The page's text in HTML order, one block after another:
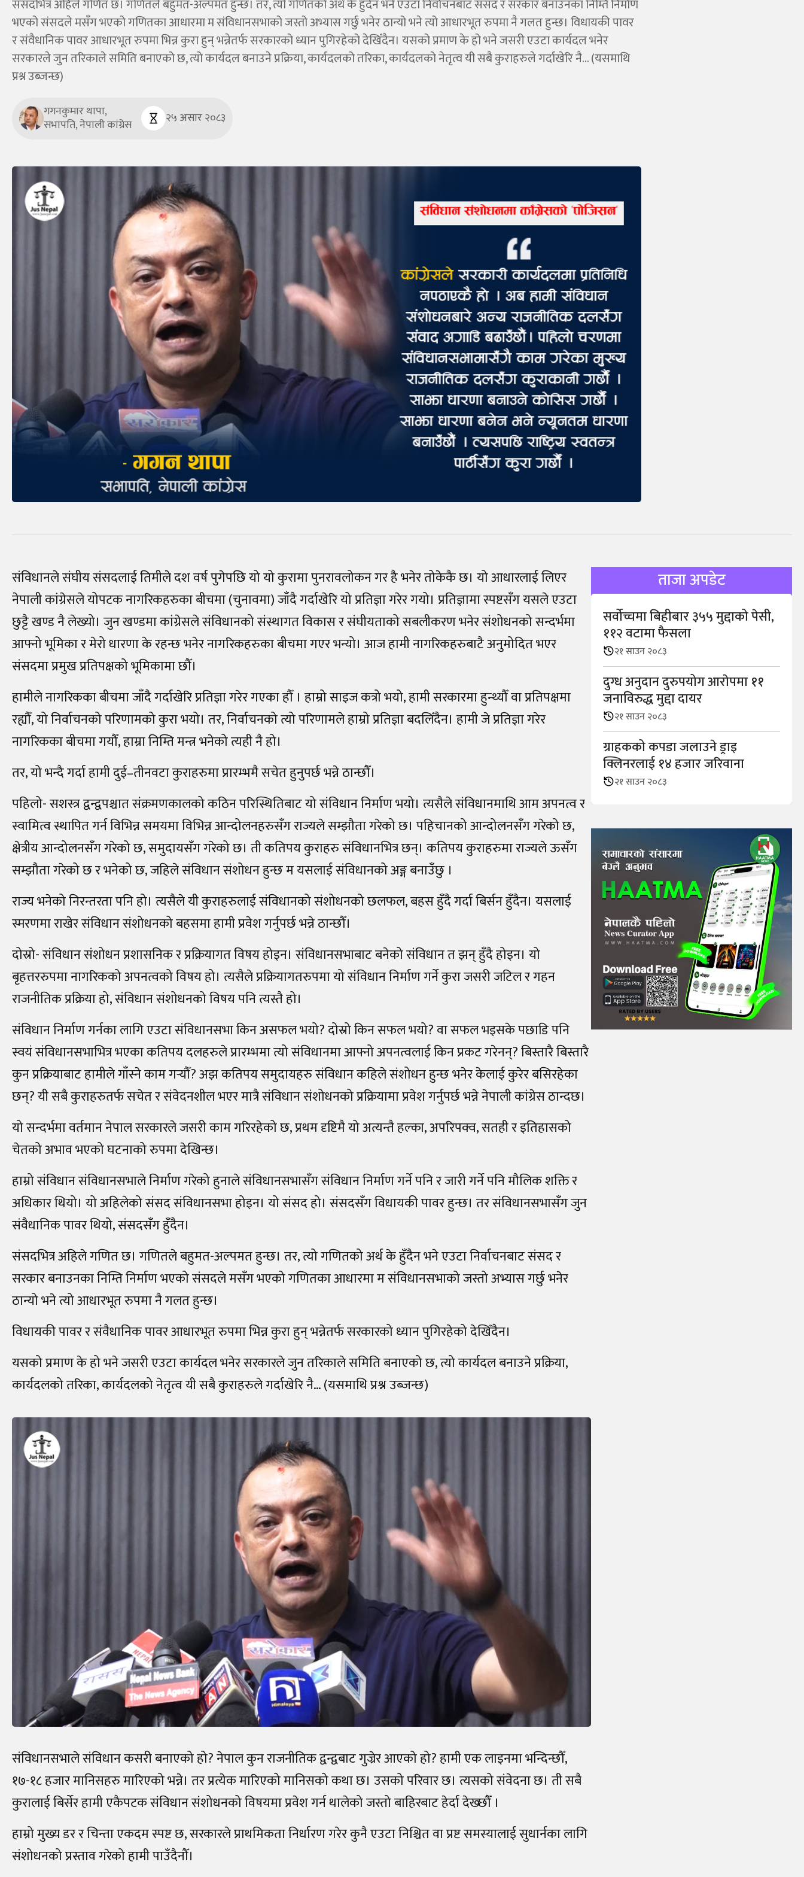
संसदभित्र अहिले गणित छ। गणितले बहुमत-अल्पमत हुन्छ। तर, त्यो गणितको अर्थ के हुँदैन भने एउटा निर्वाचनबाट संसद र सरकार बनाउनका निम्ति निर्माण
भएको संसदले मसँग भएको गणितका आधारमा म संविधानसभाको जस्तो अभ्यास गर्छु भनेर ठान्यो भने त्यो आधारभूत रुपमा नै गलत हुन्छ। विधायकी पावर
र संवैधानिक पावर आधारभूत रुपमा भिन्न कुरा हुन् भन्नेतर्फ सरकारको ध्यान पुगिरहेको देखिँदैन। यसको प्रमाण के हो भने जसरी एउटा कार्यदल भनेर
सरकारले जुन तरिकाले समिति बनाएको छ, त्यो कार्यदल बनाउने प्रक्रिया, कार्यदलको तरिका, कार्यदलको नेतृत्व यी सबै कुराहरुले गर्दाखेरि नै… (यसमाथि
प्रश्न उब्जन्छ)
गगनकुमार थापा,
सभापति, नेपाली कांग्रेस २५ असार २०८३
संविधानले संघीय संसदलाई तिमीले दश वर्ष पुगेपछि यो यो कुरामा पुनरावलोकन गर है भनेर तोकेकै छ। यो आधारलाई लिएर
नेपाली कांग्रेसले योपटक नागरिकहरुका बीचमा (चुनावमा) जाँदै गर्दाखेरि यो प्रतिज्ञा गरेर गयो। प्रतिज्ञामा स्पष्टसँग यसले एउटा
छुट्टै खण्ड नै लेख्यो। जुन खण्डमा कांग्रेसले संविधानको संस्थागत विकास र संघीयताको सबलीकरण भनेर संशोधनको सन्दर्भमा
आफ्नो भूमिका र मेरो धारणा के रहन्छ भनेर नागरिकहरुका बीचमा गएर भन्यो। आज हामी नागरिकहरुबाटै अनुमोदित भएर
संसदमा प्रमुख प्रतिपक्षको भूमिकामा छौँ।
हामीले नागरिकका बीचमा जाँदै गर्दाखेरि प्रतिज्ञा गरेर गएका हौँ । हाम्रो साइज कत्रो भयो, हामी सरकारमा हुन्थ्यौँ वा प्रतिपक्षमा
रह्यौँ, यो निर्वाचनको परिणामको कुरा भयो। तर, निर्वाचनको त्यो परिणामले हाम्रो प्रतिज्ञा बदलिँदैन। हामी जे प्रतिज्ञा गरेर
नागरिकका बीचमा गयौँ, हाम्रा निम्ति मन्त्र भनेको त्यही नै हो।
तर, यो भन्दै गर्दा हामी दुई–तीनवटा कुराहरुमा प्रारम्भमै सचेत हुनुपर्छ भन्ने ठान्छौँ।
पहिलो- सशस्त्र द्वन्द्वपश्चात संक्रमणकालको कठिन परिस्थितिबाट यो संविधान निर्माण भयो। त्यसैले संविधानमाथि आम अपनत्व र
स्वामित्व स्थापित गर्न विभिन्न समयमा विभिन्न आन्दोलनहरुसँग राज्यले सम्झौता गरेको छ। पहिचानको आन्दोलनसँग गरेको छ,
क्षेत्रीय आन्दोलनसँग गरेको छ, समुदायसँग गरेको छ। ती कतिपय कुराहरु संविधानभित्र छन्। कतिपय कुराहरुमा राज्यले ऊसँग
सम्झौता गरेको छ र भनेको छ, जहिले संविधान संशोधन हुन्छ म यसलाई संविधानको अङ्ग बनाउँछु ।
राज्य भनेको निरन्तरता पनि हो। त्यसैले यी कुराहरुलाई संविधानको संशोधनको छलफल, बहस हुँदै गर्दा बिर्सन हुँदैन। यसलाई
स्मरणमा राखेर संविधान संशोधनको बहसमा हामी प्रवेश गर्नुपर्छ भन्ने ठान्छौँ।
दोस्रो- संविधान संशोधन प्रशासनिक र प्रक्रियागत विषय होइन। संविधानसभाबाट बनेको संविधान त झन् हुँदै होइन। यो
बृहत्तररुपमा नागरिकको अपनत्वको विषय हो। त्यसैले प्रक्रियागतरुपमा यो संविधान निर्माण गर्ने कुरा जसरी जटिल र गहन
राजनीतिक प्रक्रिया हो, संविधान संशोधनको विषय पनि त्यस्तै हो।
संविधान निर्माण गर्नका लागि एउटा संविधानसभा किन असफल भयो? दोस्रो किन सफल भयो? वा सफल भइसके पछाडि पनि
स्वयं संविधानसभाभित्र भएका कतिपय दलहरुले प्रारम्भमा त्यो संविधानमा आफ्नो अपनत्वलाई किन प्रकट गरेनन्? बिस्तारै बिस्तारै
कुन प्रक्रियाबाट हामीले गाँस्ने काम गर्‍यौँ? अझ कतिपय समुदायहरु संविधान कहिले संशोधन हुन्छ भनेर केलाई कुरेर बसिरहेका
छन्? यी सबै कुराहरुतर्फ सचेत र संवेदनशील भएर मात्रै संविधान संशोधनको प्रक्रियामा प्रवेश गर्नुपर्छ भन्ने नेपाली कांग्रेस ठान्दछ।
यो सन्दर्भमा वर्तमान नेपाल सरकारले जसरी काम गरिरहेको छ, प्रथम दृष्टिमै यो अत्यन्तै हल्का, अपरिपक्व, सतही र इतिहासको
चेतको अभाव भएको घटनाको रुपमा देखिन्छ।
हाम्रो संविधान संविधानसभाले निर्माण गरेको हुनाले संविधानसभासँग संविधान निर्माण गर्ने पनि र जारी गर्ने पनि मौलिक शक्ति र
अधिकार थियो। यो अहिलेको संसद संविधानसभा होइन। यो संसद हो। संसदसँग विधायकी पावर हुन्छ। तर संविधानसभासँग जुन
संवैधानिक पावर थियो, संसदसँग हुँदैन।
संसदभित्र अहिले गणित छ। गणितले बहुमत-अल्पमत हुन्छ। तर, त्यो गणितको अर्थ के हुँदैन भने एउटा निर्वाचनबाट संसद र
सरकार बनाउनका निम्ति निर्माण भएको संसदले मसँग भएको गणितका आधारमा म संविधानसभाको जस्तो अभ्यास गर्छु भनेर
ठान्यो भने त्यो आधारभूत रुपमा नै गलत हुन्छ।
विधायकी पावर र संवैधानिक पावर आधारभूत रुपमा भिन्न कुरा हुन् भन्नेतर्फ सरकारको ध्यान पुगिरहेको देखिँदैन।
यसको प्रमाण के हो भने जसरी एउटा कार्यदल भनेर सरकारले जुन तरिकाले समिति बनाएको छ, त्यो कार्यदल बनाउने प्रक्रिया,
कार्यदलको तरिका, कार्यदलको नेतृत्व यी सबै कुराहरुले गर्दाखेरि नै… (यसमाथि प्रश्न उब्जन्छ)
संविधानसभाले संविधान कसरी बनाएको हो? नेपाल कुन राजनीतिक द्वन्द्वबाट गुज्रेर आएको हो? हामी एक लाइनमा भन्दिन्छौँ,
१७-१८ हजार मानिसहरु मारिएको भन्ने। तर प्रत्येक मारिएको मानिसको कथा छ। उसको परिवार छ। त्यसको संवेदना छ। ती सबै
कुरालाई बिर्सेर हामी एकैपटक संविधान संशोधनको विषयमा प्रवेश गर्न थालेको जस्तो बाहिरबाट हेर्दा देख्छौँ ।
हाम्रो मुख्य डर र चिन्ता एकदम स्पष्ट छ, सरकारले प्राथमिकता निर्धारण गरेर कुनै एउटा निश्चित वा प्रष्ट समस्यालाई सुधार्नका लागि
संशोधनको प्रस्ताव गरेको हामी पाउँदैनौँ।
ताजा अपडेट
सर्वोच्चमा बिहीबार ३५५ मुद्दाको पेसी,
११२ वटामा फैसला
२१ साउन २०८३
दुग्ध अनुदान दुरुपयोग आराेपमा ११
जनाविरुद्ध मुद्दा दायर
२१ साउन २०८३
ग्राहकको कपडा जलाउने ड्राइ
क्लिनरलाई १४ हजार जरिवाना
२१ साउन २०८३